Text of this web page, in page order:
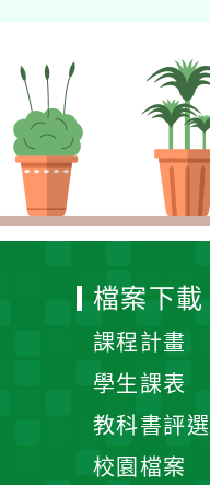
檔案下載
課程計畫
學生課表
教科書評選
校園檔案